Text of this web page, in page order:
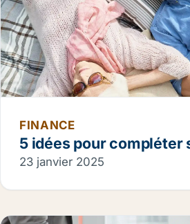
FINANCE
5 idées pour compléter
23 janvier 2025